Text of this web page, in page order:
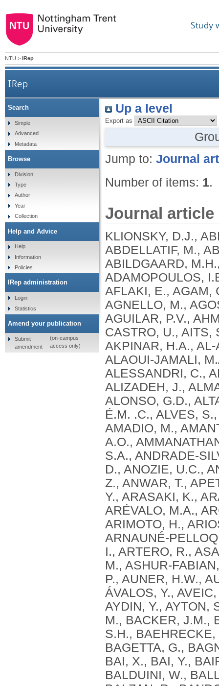
Study
NTU > IRep
IRep
Up a level
Export as
Jump to: Journal
Number of items: 1.
Journal article
KLIONSKY, D.J., ABDEL-AZIZ, A.K., ABDELFATAH, S., ABDELLATIF, M., ABDOLI, A., ABEL, S., ABELIOVICH, H., ABILDGAARD, M.H., ABUDU, Y.P., ACEVEDO-AROZENA, A., ADAMOPOULOS, I.E., ADELI, K., ADOLPH, T.E., ADORNETTO, A., AFLAKI, E., AGAM, G., AGARWAL, A., AGGARWAL, B.B., AGNELLO, M., AGOSTINIS, P., AGREWALA, J.N., AGROTIS, A., AGUILAR, P.V., AHMAD, S. .T., AHMED, Z.M., AHUMADA-CASTRO, U., AITS, S., AIZAWA, S., AKKOC, Y., AKOUMIANAKI, T., AKPINAR, H.A., AL-ABD, A.M., AL-AKRA, L., AL-GHARAIBEH, A., ALAOUI-JAMALI, M.A., ALBERTI, S., ALCOCER-GÓMEZ, E., ALESSANDRI, C., ALI, M., ALIM AL-BARI, M. .A., ALIWAINI, S., ALIZADEH, J., ALMACELLAS, E., ALMASAN, A., ALONSO, A., ALONSO, G.D., ALTAN-BONNET, N., ALTIERI, D.C., ÁLVAREZ, É.M. .C., ALVES, S., ALVES DA COSTA, C., ALZAHARNA, M.M., AMADIO, M., AMANTINI, C., AMARAL, C., AMBROSIO, S., AMER, A.O., AMMANATHAN, V., AN, Z., ANDERSEN, S.U., ANDRABI, S.A., ANDRADE-SILVA, M., ANDRES, A.M., ANGELINI, S., ANN, D., ANOZIE, U.C., ANSARI, M.Y., ANTAS, P., ANTEBI, A., ANTÓN, Z., ANWAR, T., APETOH, L., APOSTOLOVA, N., ARAKI, T., ARAKI, Y., ARASAKI, K., ARAÚJO, W.L., ARAYA, J., ARDEN, C., ARÉVALO, M.A., ARGUELLES, S., ARIAS, E., ARIKKATH, J., ARIMOTO, H., ARIOSA, A.R., ARMSTRONG-JAMES, D., ARNAUNÉ-PELLOQUIN, L., AROCA, A., ARROYO, D.S., ARSOV, I., ARTERO, R., ASARO, D.M.L., ASCHNER, M., ASHRAFIZADEH, M., ASHUR-FABIAN, O., ATANASOV, A.G., AU, A.K., AUBERGER, P., AUNER, H.W., AURELIAN, L., AUTELLI, R., AVAGLIANO, L., ÁVALOS, Y., AVEIC, S., AVELEIRA, C.A., AVIN-WITTENBERG, T., AYDIN, Y., AYTON, S., AYYADEVARA, S., AZZOPARDI, M., BABA, M., BACKER, J.M., BACKUES, S.K., BAE, D.H., BAE, O.N., BAE, S.H., BAEHRECKE, E.H., BAEK, A., BAEK, S.H., BAEK, S.H., BAGETTA, G., BAGNIEWSKA-ZADWORNA, A., BAI, H., BAI, J., BAI, X., BAI, Y., BAIRAGI, N., BAKSI, S., BALBI, T., BALDARI, C.T., BALDUINI, W., BALLABIO, A., BALLESTER, M., BALAZADEH, S., BALZAN, R., BANDOPADHYAY, R., BANERJEE, S., BANERJEE, S., BÁNRÉTI, Á., BAO, Y., BAPTISTA, M.S., BARACCA, A., BARBATI, C., BARGIELA, A., BARILÀ, D., BARLOW, P.G., BARMADA, S.J., BARREIRO, E., BARRETO, G.E., BARTEK, J., BARTEL, B., BARTOLOME, A., BARVE, G.R., BASAGOUDANAVAR, S.H., BASSHAM, D.C., BAST, R.C., BASU, A., BATOKO, H., BATTEN, I., BAULIEU, E.E., BAUMGARNER, B.L., BAYRY, J., BEALE, R., BEAU, I., BEAUMATIN, F., BECHARA, L.R.G., BECK, G.R., BEERS, M.F., BEGUN, J., BEHRENDS, C., BEHRENS, G.M.N., BEI, R., BEJARANO, E., BEL, S., BEHL, C., BELAID, A., BELGAREH-TOUZÉ, N., BELLAROSA, C., BELLEUDI, F., BELLÓ PÉREZ, M., BELLO-MORALES, R., BELTRAN, J.S.D.O., BELTRAN, S., BENBROOK, D.M., BENDORIUS, M., BENITEZ, B.A., BENITO-CUESTA, I., BENSALEM, J., BERCHTOLD, M.W., BEREZOWSKA, S., BERGAMASCHI, D., BERGAMI, M., BERGMANN, A., BERLIOCCHI, L., BERLIOZ-TORRENT, C., BERNARD, A., BERTHOUX, L., BESIRLI, C.G., BESTEIRO, S., BETIN, V.M., BEYAERT, R., BEZBRADICA, J.S., BHASKAR, K., BHATIA-KISSOVA, I., BHATTACHARYA, R., BHATTACHARYA, S., BHATTACHARYYA, S., BHUIYAN, M. .S., BHUTIA, S.K., BI, L., BI, X., BIDEN, T.J., BIJIAN, K., BILLES, V.A., BINART, N., BINCOLETTO, C., BIRGISDOTTIR, A.B., BJORKOY, G., BLANCO, G., BLAS-GARCIA, A., BLASIAK, J., BLOMGRAN, R., BLOMGREN, K., BLUM, J.S., BOADA-ROMERO, E., BOBAN, M., BOESZE-BATTAGLIA, K., BOEUF, P., BOLAND, B., BOMONT, P., BONALDO, P., BONAM, S.R., BONFILI, L., BONIFACINO, J.S., BOONE, B.A., BOOTMAN, M.D., BORDI, M., BORNER, C., BORNHAUSER, B.C., BORTHAKUR, G., BOSCH, J., BOSE, S., BOTANA, L.M., BOTAS, J., BOULANGER, C.M., BOULTON, M.E., BOURDENX, M., BOURGEOIS, B., BOURKE, N.M., BOUSQUET, G., BOYA, P., BOZHKOV, P.V., BOZI, L.H. .M.,
Search
Simple
Advanced
Metadata
Browse
Division
Type
Author
Year
Collection
Help and Advice
Help
Information
Policies
IRep administration
Login
Statistics
Amend your publication
Submit
amendment
(on-campus
access only)